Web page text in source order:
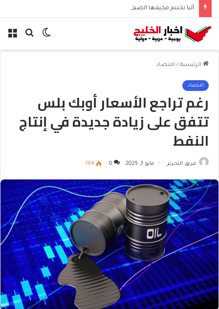
ألبا تختتم مخيمها الصيفي لطلاب البحرين
بحث الوضع
الرئيسية / اقتصاد
اقتصاد
رغم تراجع الأسعار أوبك بلس
تتفق على زيادة جديدة في إنتاج
النفط
فريق التحرير مايو 3, 2025 0
764